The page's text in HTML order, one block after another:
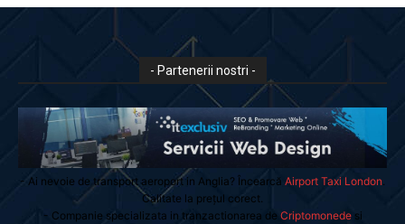
- Partenerii nostri -
- Ai nevoie de transport aeroport in Anglia? Încearcă Airport Taxi London
Calitate la prețul corect.
- Companie specializata in tranzactionarea de Criptomonedesi